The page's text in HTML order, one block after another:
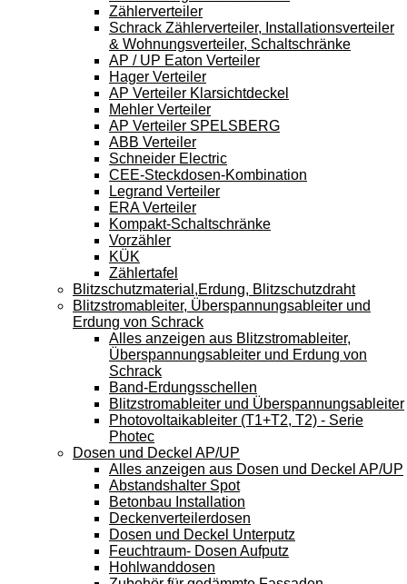
Zählerverteiler
Schrack Zählerverteiler, Installationsverteiler
& Wohnungsverteiler, Schaltschränke
AP / UP Eaton Verteiler
Hager Verteiler
AP Verteiler Klarsichtdeckel
Mehler Verteiler
AP Verteiler SPELSBERG
ABB Verteiler
Schneider Electric
CEE-Steckdosen-Kombination
Legrand Verteiler
ERA Verteiler
Kompakt-Schaltschränke
Vorzähler
KÜK
Zählertafel
Blitzschutzmaterial,Erdung, Blitzschutzdraht
Blitzstromableiter, Überspannungsableiter und
Erdung von Schrack
Alles anzeigen aus Blitzstromableiter,
Überspannungsableiter und Erdung von
Schrack
Band-Erdungsschellen
Blitzstromableiter und Überspannungsableiter
Photovoltaikableiter (T1+T2, T2) - Serie
Photec
Dosen und Deckel AP/UP
Alles anzeigen aus Dosen und Deckel AP/UP
Abstandshalter Spot
Betonbau Installation
Deckenverteilerdosen
Dosen und Deckel Unterputz
Feuchtraum- Dosen Aufputz
Hohlwanddosen